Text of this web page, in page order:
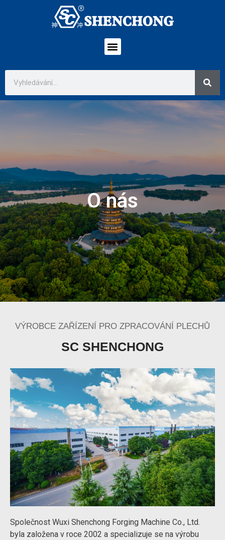
O nás
VÝROBCE ZAŘÍZENÍ PRO ZPRACOVÁNÍ PLECHŮ
SC SHENCHONG
Společnost Wuxi Shenchong Forging Machine Co., Ltd.
byla založena v roce 2002 a specializuje se na výrobu